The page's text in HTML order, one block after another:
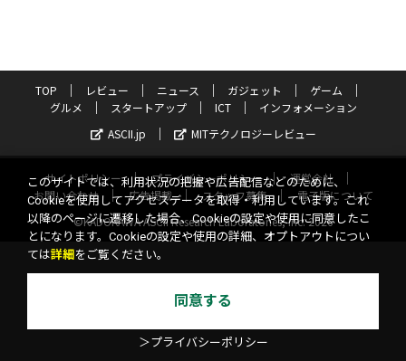
TOP レビュー ニュース ガジェット
ゲーム
グルメ
スタートアップ ICT
インフォメーション
ASCII.jp
MITテクノロジーレビュー
サイトポリシー プライバシーポリシー
運営会社
お問い合わせ
広告掲載 スタッフ募集
電子版について
©KADOKAWA ASCII Research Laboratories, Inc. 2026
このサイトでは、利用状況の把握や広告配信などのために、
Cookieを使用してアクセスデータを取得・利用しています。これ
以降のページに遷移した場合、Cookieの設定や使用に同意したこ
とになります。Cookieの設定や使用の詳細、オプトアウトについ
ては詳細 をご覧ください。
同意する
＞プライバシーポリシー